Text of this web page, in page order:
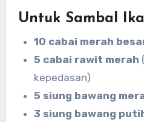
Untuk Sambal
10 cabai merah
5 cabai rawit merah
kepedasan)
5 siung bawang
3 siung bawang